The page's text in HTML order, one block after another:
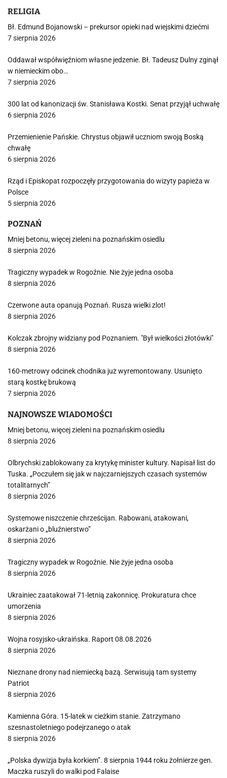
RELIGIA
Bł. Edmund Bojanowski – prekursor opieki nad wiejskimi dziećmi
7 sierpnia 2026
Oddawał współwięźniom własne jedzenie. Bł. Tadeusz Dulny zginął
w niemieckim obo…
7 sierpnia 2026
300 lat od kanonizacji św. Stanisława Kostki. Senat przyjął uchwałę
6 sierpnia 2026
Przemienienie Pańskie. Chrystus objawił uczniom swoją Boską
chwałę
6 sierpnia 2026
Rząd i Episkopat rozpoczęły przygotowania do wizyty papieża w
Polsce
5 sierpnia 2026
POZNAŃ
Mniej betonu, więcej zieleni na poznańskim osiedlu
8 sierpnia 2026
Tragiczny wypadek w Rogoźnie. Nie żyje jedna osoba
8 sierpnia 2026
Czerwone auta opanują Poznań. Rusza wielki zlot!
8 sierpnia 2026
Kolczak zbrojny widziany pod Poznaniem. "Był wielkości złotówki"
8 sierpnia 2026
160-metrowy odcinek chodnika już wyremontowany. Usunięto
starą kostkę brukową
7 sierpnia 2026
NAJNOWSZE WIADOMOŚCI
Mniej betonu, więcej zieleni na poznańskim osiedlu
8 sierpnia 2026
Olbrychski zablokowany za krytykę minister kultury. Napisał list do
Tuska. „Poczułem się jak w najczarniejszych czasach systemów
totalitarnych”
8 sierpnia 2026
Systemowe niszczenie chrześcijan. Rabowani, atakowani,
oskarżani o „bluźnierstwo”
8 sierpnia 2026
Tragiczny wypadek w Rogoźnie. Nie żyje jedna osoba
8 sierpnia 2026
Ukrainiec zaatakował 71-letnią zakonnicę. Prokuratura chce
umorzenia
8 sierpnia 2026
Wojna rosyjsko-ukraińska. Raport 08.08.2026
8 sierpnia 2026
Nieznane drony nad niemiecką bazą. Serwisują tam systemy
Patriot
8 sierpnia 2026
Kamienna Góra. 15-latek w cieżkim stanie. Zatrzymano
szesnastoletniego podejrzanego o atak
8 sierpnia 2026
„Polska dywizja była korkiem”. 8 sierpnia 1944 roku żołnierze gen.
Maczka ruszyli do walki pod Falaise